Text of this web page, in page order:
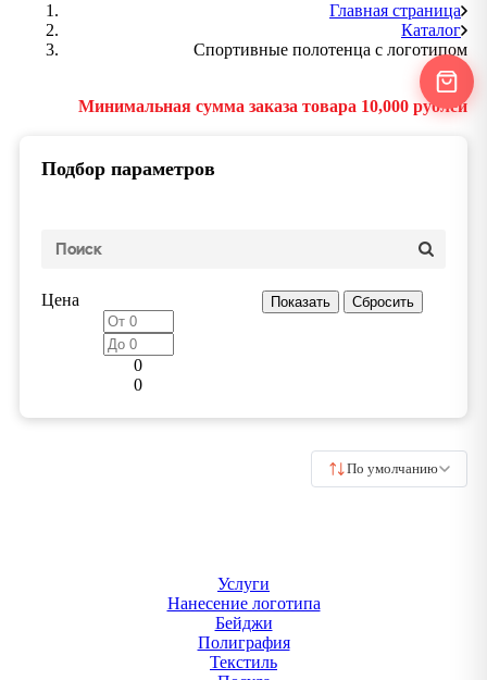
Главная страница
Каталог
Спортивные полотенца с логотипом
Минимальная сумма заказа товара 10,000 рублей
Подбор параметров
Цена
0
0
По умолчанию
Услуги
Нанесение логотипа
Бейджи
Полиграфия
Текстиль